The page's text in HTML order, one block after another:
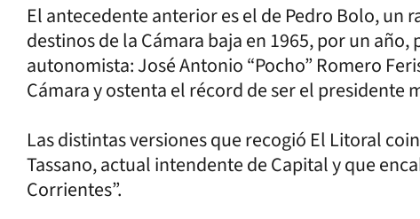
El antecedente anterior es el de Pedro Bolo, un
destinos de la Cámara baja en 1965, por un año,
autonomista: José Antonio “Pocho” Romero
Cámara y ostenta el récord de ser el presidente
Las distintas versiones que recogió El Litoral
Tassano, actual intendente de Capital y que
Corrientes”.